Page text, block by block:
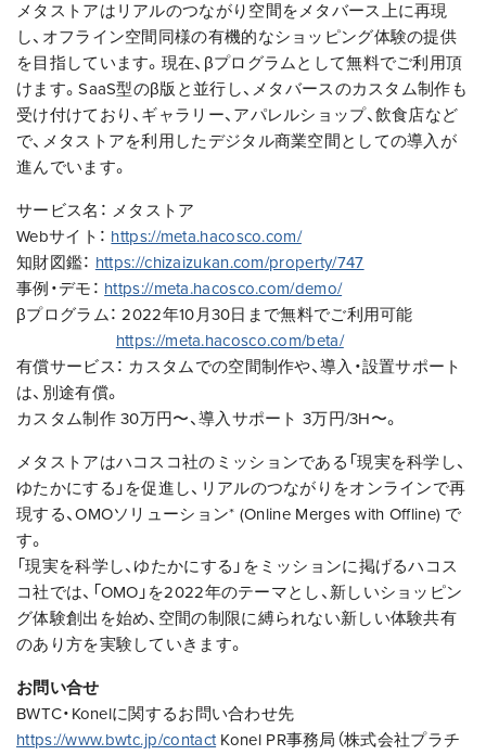
メタストアはリアルのつながり空間をメタバース上に再現
し、オフライン空間同様の有機的なショッピング体験の提供
を目指しています。現在、βプログラムとして無料でご利用頂
けます。SaaS型のβ版と並行し、メタバースのカスタム制作も
受け付けており、ギャラリー、アパレルショップ、飲食店など
で、メタストアを利用したデジタル商業空間としての導入が
進んでいます。
サービス名： メタストア
Webサイト： https://meta.hacosco.com/
知財図鑑： https://chizaizukan.com/property/747
事例・デモ： https://meta.hacosco.com/demo/
βプログラム： 2022年10月30日まで無料でご利用可能
https://meta.hacosco.com/beta/
有償サービス： カスタムでの空間制作や、導入・設置サポート
は、別途有償。
カスタム制作 30万円〜、導入サポート 3万円/3H〜。
メタストアはハコスコ社のミッションである「現実を科学し、
ゆたかにする」を促進し、リアルのつながりをオンラインで再
現する、OMOソリューション* (Online Merges with Offline) で
す。
「現実を科学し、ゆたかにする」をミッションに掲げるハコス
コ社では、「OMO」を2022年のテーマとし、新しいショッピン
グ体験創出を始め、空間の制限に縛られない新しい体験共有
のあり方を実験していきます。
お問い合せ
BWTC・Konelに関するお問い合わせ先
https://www.bwtc.jp/contactKonel PR事務局（株式会社プラチ